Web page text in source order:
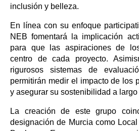
inclusión y belleza.
En línea con su enfoque
NEB fomentará la implicación
para que las aspiraciones de
centro de cada proyecto.
rigurosos sistemas de
permitirán medir el impacto de los
y asegurar su sostenibilidad a largo
La creación de este grupo
designación de Murcia como